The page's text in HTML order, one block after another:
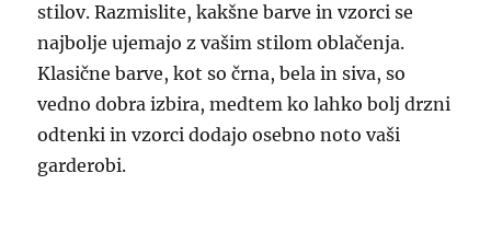
stilov. Razmislite, kakšne barve in vzorci se
najbolje ujemajo z vašim stilom oblačenja.
Klasične barve, kot so črna, bela in siva, so
vedno dobra izbira, medtem ko lahko bolj drzni
odtenki in vzorci dodajo osebno noto vaši
garderobi.